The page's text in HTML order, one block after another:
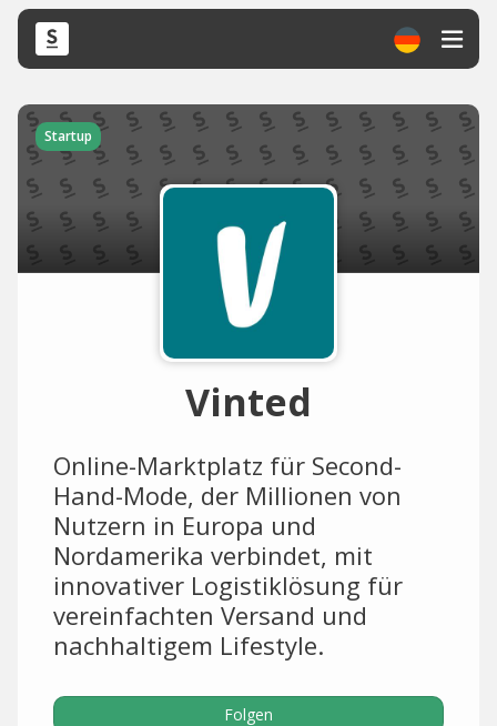
Startup
Vinted
Online-Marktplatz für Second-
Hand-Mode, der Millionen von
Nutzern in Europa und
Nordamerika verbindet, mit
innovativer Logistiklösung für
vereinfachten Versand und
nachhaltigem Lifestyle.
Folgen